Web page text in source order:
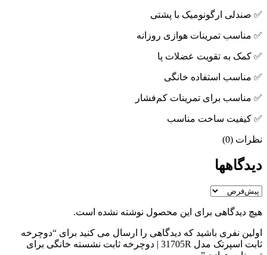
✅ صندلی ارگونومیک با پشتی
✅ مناسب تمرینات هوازی روزانه
✅ کمک به تقویت عضلات پا
✅ مناسب استفاده خانگی
✅ مناسب برای تمرینات کم‌فشار
✅ کیفیت ساخت مناسب
نظرات (0)
دیدگاهها
هیچ دیدگاهی برای این محصول نوشته نشده است.
اولین نفری باشید که دیدگاهی را ارسال می کنید برای “دوچرخه
ثابت اسپرتک مدل 31705R | دوچرخه ثابت نشسته خانگی برای